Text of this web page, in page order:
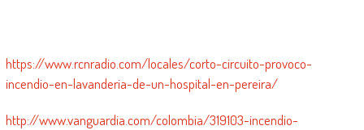
https://www.rcnradio.com/locales/corto-circuito-provoco-
incendio-en-lavanderia-de-un-hospital-en-pereira/
http://www.vanguardia.com/colombia/319103-incendio-